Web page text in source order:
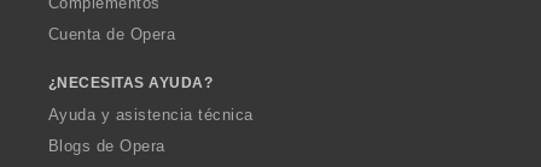
Cuenta de Opera
¿NECESITAS AYUDA?
Ayuda y asistencia técnica
Blogs de Opera